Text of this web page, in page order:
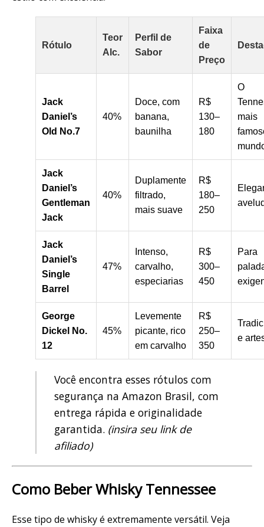
Rótulo
Teor
Alc.
Perfil de
Sabor
Faixa
de
Preço
Jack
Daniel’s
Old No.7
40%
Doce, com
banana,
baunilha
R$
130–
180
O
mais
Jack
Daniel’s
Gentleman
Jack
40%
Duplamente
filtrado,
mais suave
R$
180–
250
Jack
Daniel’s
Single
Barrel
47%
Intenso,
carvalho,
especiarias
R$
300–
450
Para
George
Dickel No.
12
45%
Levemente
picante, rico
em carvalho
R$
250–
350
e
Você encontra esses rótulos com
segurança na Amazon Brasil, com
entrega rápida e originalidade
garantida. (insira seu link de
afiliado)
Como Beber Whisky Tennessee
Esse tipo de whisky é extremamente versátil. Veja